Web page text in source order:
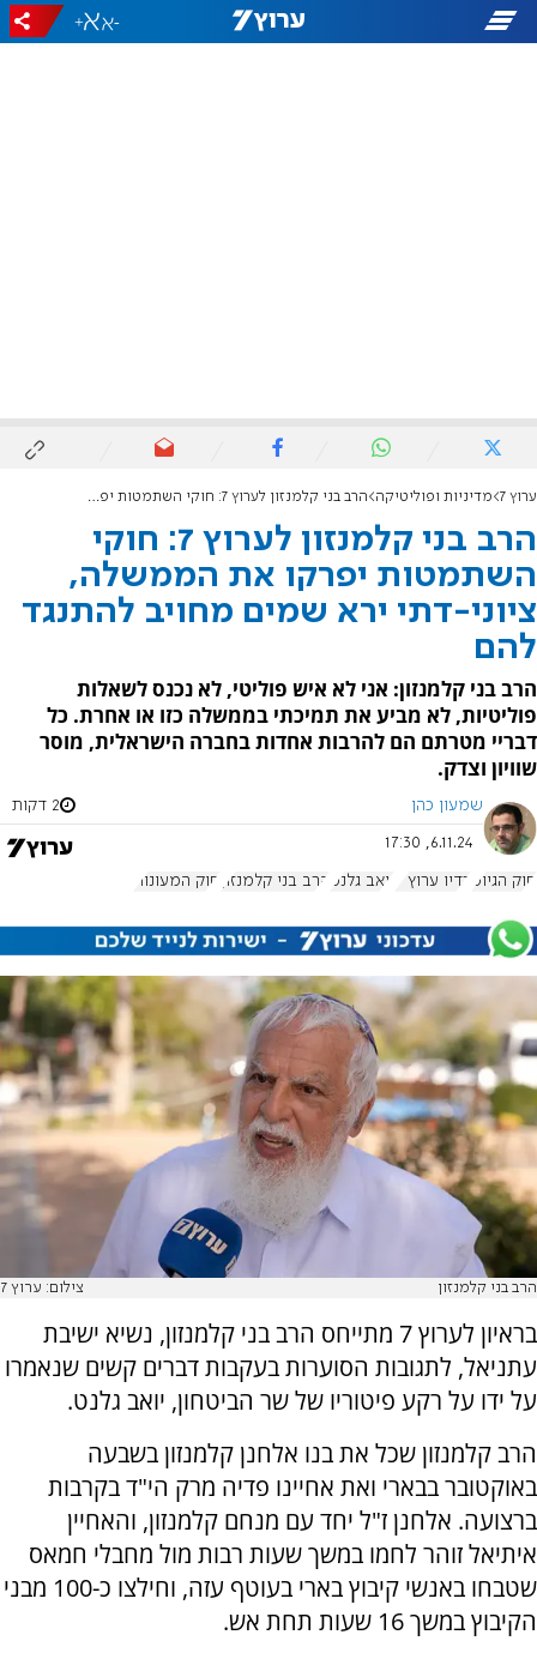
-
+
ערוץ 7 מדיניות ופוליטיקה הרב בני קלמנזון לערוץ 7: חוקי השתמטות יפרקו את הממשלה, ציוני-דתי ירא שמים מחויב להתנגד להם
הרב בני קלמנזון לערוץ 7: חוקי
השתמטות יפרקו את הממשלה,
ציוני-דתי ירא שמים מחויב להתנגד
להם
הרב בני קלמנזון: אני לא איש פוליטי, לא נכנס לשאלות
פוליטיות, לא מביע את תמיכתי בממשלה כזו או אחרת. כל
דבריי מטרתם הם להרבות אחדות בחברה הישראלית, מוסר
שוויון וצדק.
שמעון כהן 2 דקות
6.11.24, 17:30
חוק הגיוס רדיו ערוץ 7 יואב גלנט הרב בני קלמנזון חוק המעונות
הרב בני קלמנזון צילום: ערוץ 7
בראיון לערוץ 7 מתייחס הרב בני קלמנזון, נשיא ישיבת
עתניאל, לתגובות הסוערות בעקבות דברים קשים שנאמרו
על ידו על רקע פיטוריו של שר הביטחון, יואב גלנט.
הרב קלמנזון שכל את בנו אלחנן קלמנזון בשבעה
באוקטובר בבארי ואת אחיינו פדיה מרק הי"ד בקרבות
ברצועה. אלחנן ז"ל יחד עם מנחם קלמנזון, והאחיין
איתיאל זוהר לחמו במשך שעות רבות מול מחבלי חמאס
שטבחו באנשי קיבוץ בארי בעוטף עזה, וחילצו כ-100 מבני
הקיבוץ במשך 16 שעות תחת אש.